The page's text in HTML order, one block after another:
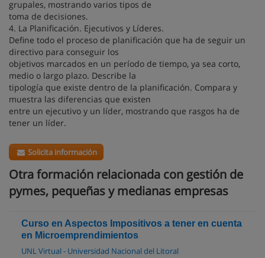
grupales, mostrando varios tipos de
toma de decisiones.
4. La Planificación. Ejecutivos y Líderes.
Define todo el proceso de planificación que ha de seguir un
directivo para conseguir los
objetivos marcados en un período de tiempo, ya sea corto,
medio o largo plazo. Describe la
tipología que existe dentro de la planificación. Compara y
muestra las diferencias que existen
entre un ejecutivo y un líder, mostrando que rasgos ha de
tener un líder.
Solicita información
Otra formación relacionada con gestión de
pymes, pequeñas y medianas empresas
Curso en Aspectos Impositivos a tener en cuenta
en Microemprendimientos
UNL Virtual - Universidad Nacional del Litoral